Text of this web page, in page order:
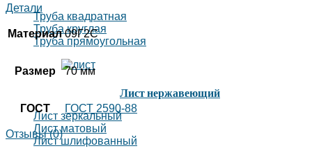
Труба квадратная
Труба круглая
Труба прямоугольная
Лист нержавеющий
Лист зеркальный
Лист матовый
Лист шлифованный
Детали
Материал 09Г2С
Размер 70 мм
ГОСТ ГОСТ 2590-88
Отзывы (0)